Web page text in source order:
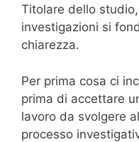
Titolare dello
investigazioni si
chiarezza.
Per prima cosa ci
prima di accettare
lavoro da svolgere
processo